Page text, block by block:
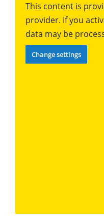
This content is
provider. If you
data may be
Change settings